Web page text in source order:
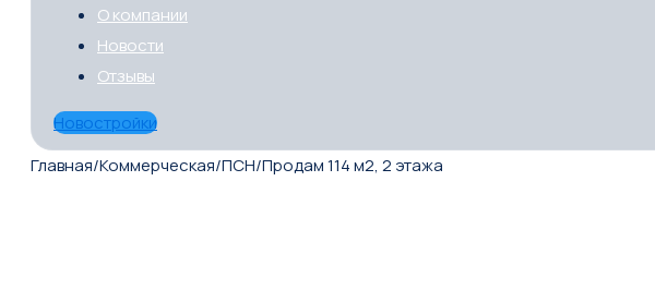
О компании
Новости
Отзывы
Новостройки
Главная/Коммерческая/ПСН/Продам 114 м2, 2 этажа